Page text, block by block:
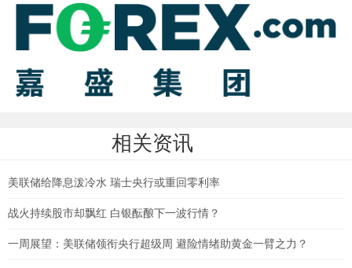
相关资讯
美联储给降息泼冷水 瑞士央行或重回零利率
战火持续股市却飘红 白银酝酿下一波行情？
一周展望：美联储领衔央行超级周 避险情绪助黄金一臂之力？